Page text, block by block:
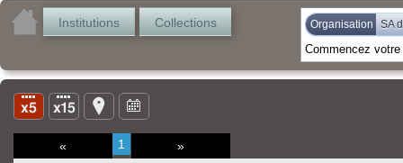
Institutions Collections Organisation SA
« 1 »